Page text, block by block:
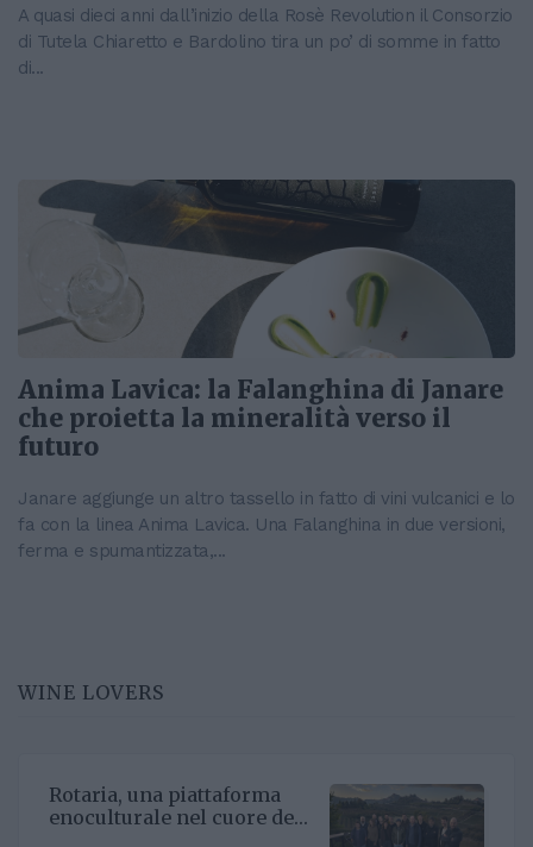
A quasi dieci anni dall’inizio della Rosè Revolution il Consorzio
di Tutela Chiaretto e Bardolino tira un po’ di somme in fatto
di...
Anima Lavica: la Falanghina di Janare
che proietta la mineralità verso il
futuro
Janare aggiunge un altro tassello in fatto di vini vulcanici e lo
fa con la linea Anima Lavica. Una Falanghina in due versioni,
ferma e spumantizzata,...
WINE LOVERS
Rotaria, una piattaforma
enoculturale nel cuore del